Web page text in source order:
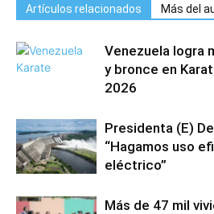
Artículos relacionados Más del
Venezuela logra
y bronce en
2026
Presidenta (E)
“Hagamos uso
eléctrico”
Más de 47 mil